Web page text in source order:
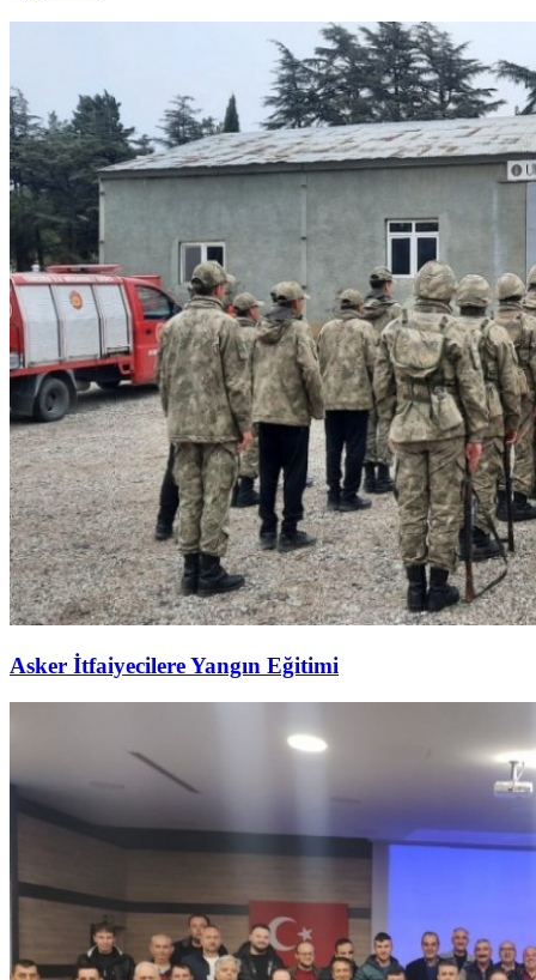
Asker İtfaiyecilere Yangın Eğitimi